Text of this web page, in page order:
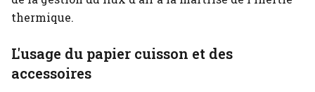
thermique.
L'usage du papier cuisson et des
accessoires